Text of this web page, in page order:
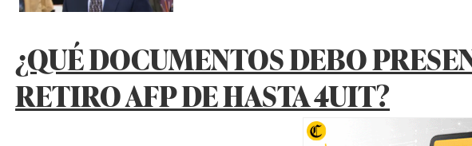
¿QUÉ DOCUMENTOS DEBO
RETIRO AFP DE HASTA 4UIT?